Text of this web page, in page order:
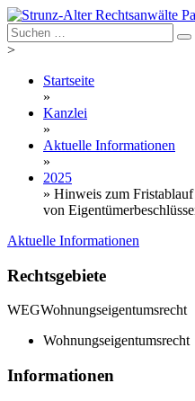
Skip
to
content
>
Startseite
»
Kanzlei
»
Aktuelle Informationen
»
2025
» Hinweis zum
von
Aktuelle Informationen
Rechtsgebiete
WEGWohnungseigentumsrecht
Wohnungseigentumsrecht
Informationen